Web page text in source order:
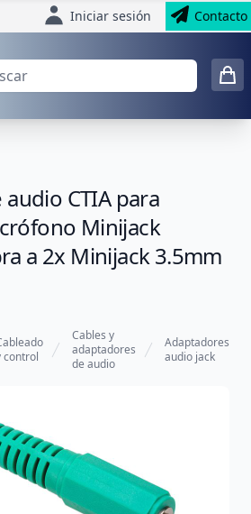
Iniciar sesión Contacto
CTIA para
Minijack
a 2x Minijack 3.5mm
control
Cables y
adaptadores
de audio
Adaptadores
audio jack